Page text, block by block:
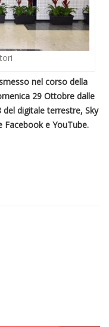
nel corso della
29 Ottobre dalle
del digitale terrestre, Sky
Facebook e YouTube.